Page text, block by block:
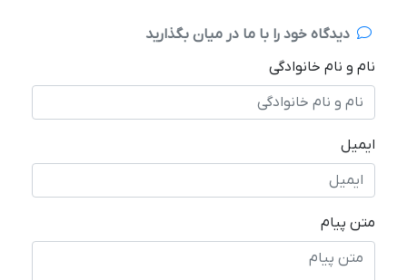
دیدگاه خود را با ما در میان بگذارید
نام و نام خانوادگی
ایمیل
متن پیام